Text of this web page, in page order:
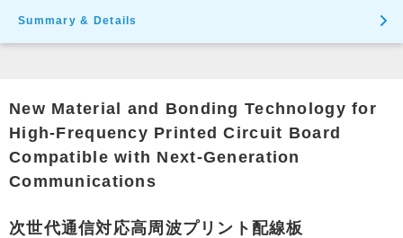
Summary & Details
New Material and Bonding Technology for
High-Frequency Printed Circuit Board
Compatible with Next-Generation
Communications
次世代通信対応高周波プリント配線板